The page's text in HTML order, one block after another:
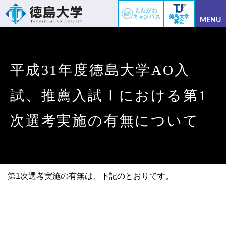
徳島大学
募金
MENU
平成31年度徳島大学AO入
試、推薦入試Ⅰにおける第1
次選考実施の有無について
第1次選考実施の有無は、下記のとおりです。